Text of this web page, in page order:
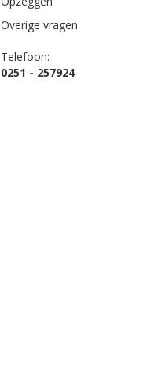
Overige vragen
Telefoon:
0251 - 257924